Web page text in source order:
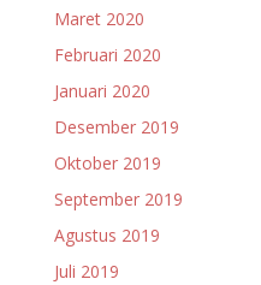
Maret 2020
Februari 2020
Januari 2020
Desember 2019
Oktober 2019
September 2019
Agustus 2019
Juli 2019